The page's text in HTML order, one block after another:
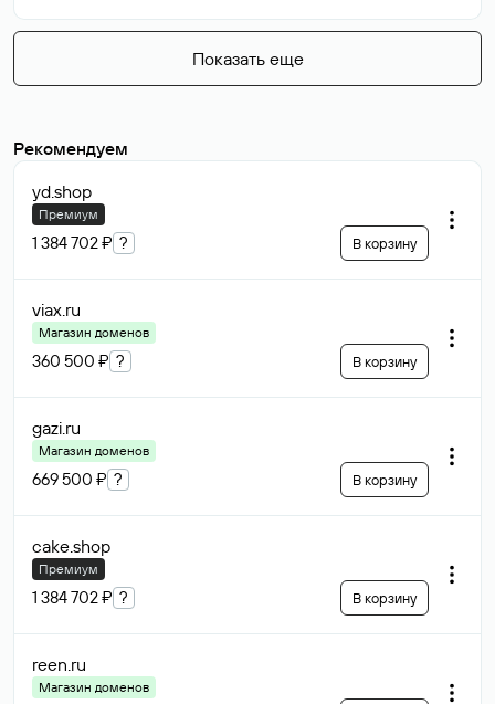
Показать еще
Рекомендуем
yd.shop
Премиум
1 384 702 ₽ ? В корзину
viax.ru
Магазин доменов
360 500 ₽ ? В корзину
gazi.ru
Магазин доменов
669 500 ₽ ? В корзину
cake.shop
Премиум
1 384 702 ₽ ? В корзину
reen.ru
Магазин доменов